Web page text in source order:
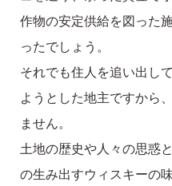
作物の安定供給を図った
ったでしょう。
それでも住人を追い出し
ようとした地主ですから
ません。
土地の歴史や人々の思惑
の生み出すウィスキーの